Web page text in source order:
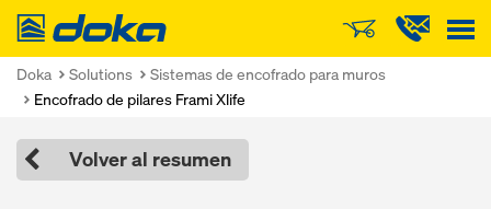
Doka
Doka Solutions
Sistemas de encofrado para muros
Encofrado de pilares Frami Xlife
Volver al resumen